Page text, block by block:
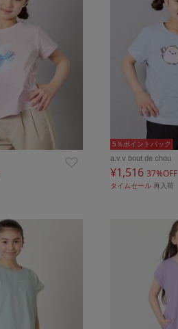
5％ポイントバック
a.v.v bout de chou
¥1,516 37%OFF
タイムセール 再入荷